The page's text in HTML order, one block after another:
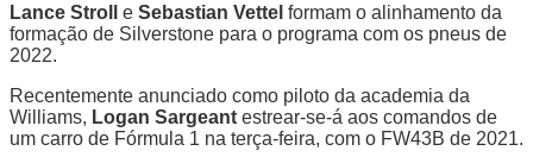
Lance Stroll
e Sebastian Vettel formam o alinhamento da
formação de Silverstone para o programa com os pneus de
2022.
Recentemente anunciado como piloto da academia da
Williams, Logan Sargeant estrear-se-á aos comandos de
um carro de Fórmula 1 na terça-feira, com o FW43B de 2021.